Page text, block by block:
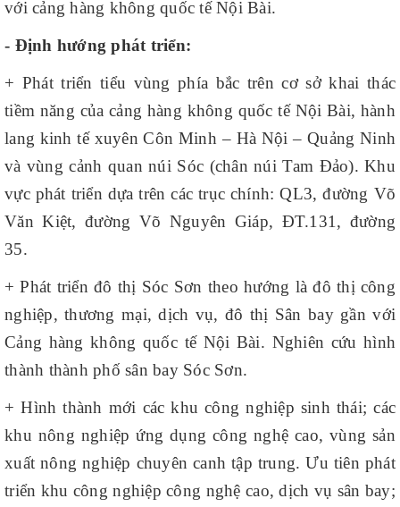
với cảng hàng không quốc tế Nội Bài.
- Định hướng phát triển:
+ Phát triển tiểu vùng phía bắc trên cơ sở khai thác
tiềm năng của cảng hàng không quốc tế Nội Bài, hành
lang kinh tế xuyên Côn Minh – Hà Nội – Quảng Ninh
và vùng cảnh quan núi Sóc (chân núi Tam Đảo). Khu
vực phát triển dựa trên các trục chính: QL3, đường Võ
Văn Kiệt, đường Võ Nguyên Giáp, ĐT.131, đường
35.
+ Phát triển đô thị Sóc Sơn theo hướng là đô thị công
nghiệp, thương mại, dịch vụ, đô thị Sân bay gần với
Cảng hàng không quốc tế Nội Bài. Nghiên cứu hình
thành thành phố sân bay Sóc Sơn.
+ Hình thành mới các khu công nghiệp sinh thái; các
khu nông nghiệp ứng dụng công nghệ cao, vùng sản
xuất nông nghiệp chuyên canh tập trung. Ưu tiên phát
triển khu công nghiệp công nghệ cao, dịch vụ sân bay;